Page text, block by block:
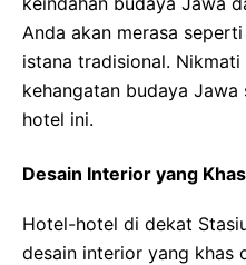
Anda akan merasa
istana tradisional. Nikmati
kehangatan budaya
hotel ini.
Desain Interior yang Khas
Hotel-hotel di dekat
desain interior yang khas